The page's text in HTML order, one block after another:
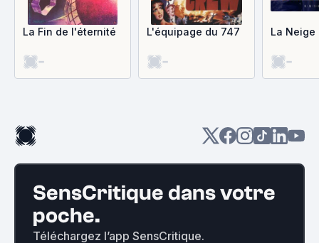
La Fin de l'éternité
-
L'équipage du 747
-
La Neige
-
SensCritique dans votre
poche.
Téléchargez l’app SensCritique.